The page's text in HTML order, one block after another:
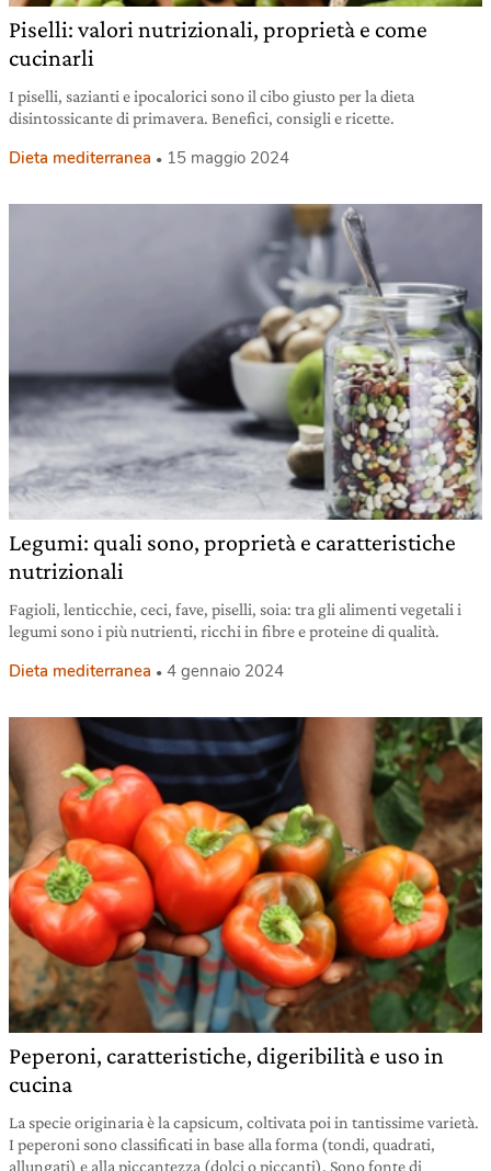
Piselli: valori nutrizionali, proprietà e come
cucinarli
I piselli, sazianti e ipocalorici sono il cibo giusto per la dieta
disintossicante di primavera. Benefici, consigli e ricette.
Dieta mediterranea 15 maggio 2024
Legumi: quali sono, proprietà e caratteristiche
nutrizionali
Fagioli, lenticchie, ceci, fave, piselli, soia: tra gli alimenti vegetali i
legumi sono i più nutrienti, ricchi in fibre e proteine di qualità.
Dieta mediterranea 4 gennaio 2024
Peperoni, caratteristiche, digeribilità e uso in
cucina
La specie originaria è la capsicum, coltivata poi in tantissime varietà.
I peperoni sono classificati in base alla forma (tondi, quadrati,
allungati) e alla piccantezza (dolci o piccanti). Sono fonte di